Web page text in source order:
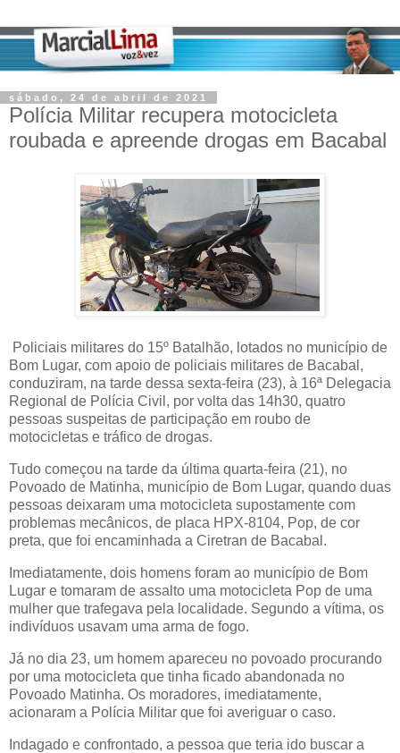
sábado, 24 de abril de 2021
Polícia Militar recupera motocicleta
roubada e apreende drogas em Bacabal
Policiais militares do 15º Batalhão, lotados no município de
Bom Lugar, com apoio de policiais militares de Bacabal,
conduziram, na tarde dessa sexta-feira (23), à 16ª Delegacia
Regional de Polícia Civil, por volta das 14h30, quatro
pessoas suspeitas de participação em roubo de
motocicletas e tráfico de drogas.
Tudo começou na tarde da última quarta-feira (21), no
Povoado de Matinha, município de Bom Lugar, quando duas
pessoas deixaram uma motocicleta supostamente com
problemas mecânicos, de placa HPX-8104, Pop, de cor
preta, que foi encaminhada a Ciretran de Bacabal.
Imediatamente, dois homens foram ao município de Bom
Lugar e tomaram de assalto uma motocicleta Pop de uma
mulher que trafegava pela localidade. Segundo a vítima, os
indivíduos usavam uma arma de fogo.
Já no dia 23, um homem apareceu no povoado procurando
por uma motocicleta que tinha ficado abandonada no
Povoado Matinha. Os moradores, imediatamente,
acionaram a Polícia Militar que foi averiguar o caso.
Indagado e confrontado, a pessoa que teria ido buscar a